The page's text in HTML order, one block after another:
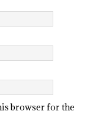
browser for the